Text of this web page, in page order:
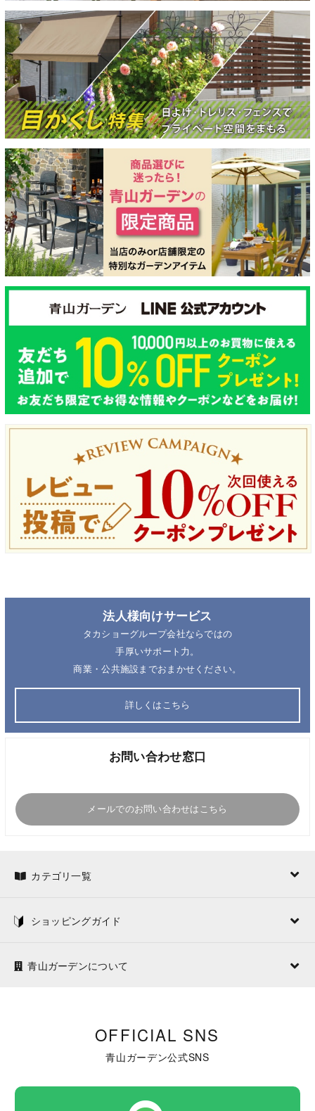
法人様向けサービス
タカショーグループ会社ならではの
手厚いサポート力。
商業・公共施設までおまかせください。
詳しくはこちら
お問い合わせ窓口
メールでのお問い合わせはこちら
カテゴリ一覧
ショッピングガイド
青山ガーデンについて
OFFICIAL SNS
青山ガーデン公式SNS